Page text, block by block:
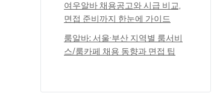
여우알바 채용공고와 시급 비교,
면접 준비까지 한눈에 가이드
룸알바: 서울·부산 지역별 룸서비
스/룸카페 채용 동향과 면접 팁